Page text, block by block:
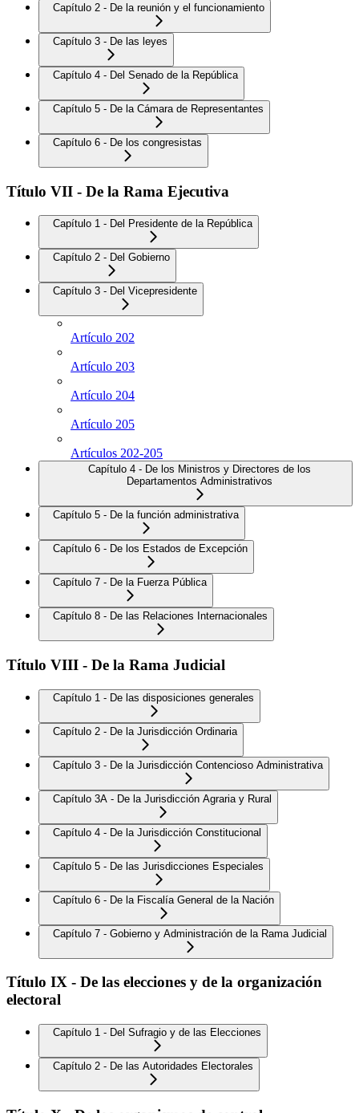
Capítulo 2 - De la reunión y el funcionamiento
Capítulo 3 - De las leyes
Capítulo 4 - Del Senado de la República
Capítulo 5 - De la Cámara de Representantes
Capítulo 6 - De los congresistas
Título VII - De la Rama Ejecutiva
Capítulo 1 - Del Presidente de la República
Capítulo 2 - Del Gobierno
Capítulo 3 - Del Vicepresidente
Artículo 202
Artículo 203
Artículo 204
Artículo 205
Artículos 202-205
Capítulo 4 - De los Ministros y Directores de los
Departamentos Administrativos
Capítulo 5 - De la función administrativa
Capítulo 6 - De los Estados de Excepción
Capítulo 7 - De la Fuerza Pública
Capítulo 8 - De las Relaciones Internacionales
Título VIII - De la Rama Judicial
Capítulo 1 - De las disposiciones generales
Capítulo 2 - De la Jurisdicción Ordinaria
Capítulo 3 - De la Jurisdicción Contencioso Administrativa
Capítulo 3A - De la Jurisdicción Agraria y Rural
Capítulo 4 - De la Jurisdicción Constitucional
Capítulo 5 - De las Jurisdicciones Especiales
Capítulo 6 - De la Fiscalía General de la Nación
Capítulo 7 - Gobierno y Administración de la Rama Judicial
Título IX - De las elecciones y de la organización
electoral
Capítulo 1 - Del Sufragio y de las Elecciones
Capítulo 2 - De las Autoridades Electorales